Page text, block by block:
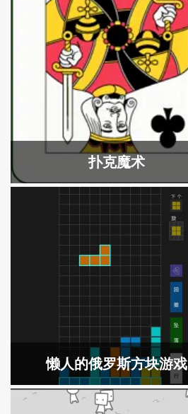
扑克魔术
懒人的俄罗斯方块游戏